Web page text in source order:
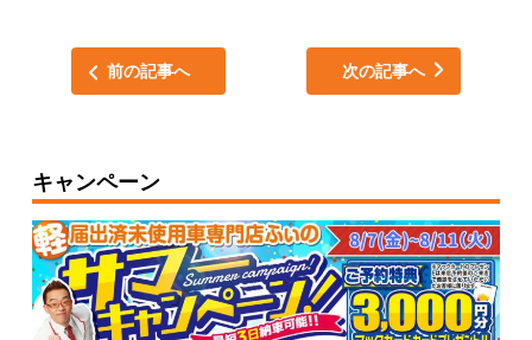
前の記事へ 次の記事へ
キャンペーン